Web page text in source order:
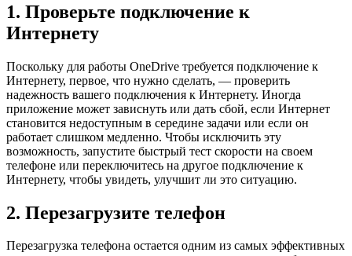
1. Проверьте подключение к
Интернету
Поскольку для работы OneDrive требуется подключение к
Интернету, первое, что нужно сделать, — проверить
надежность вашего подключения к Интернету. Иногда
приложение может зависнуть или дать сбой, если Интернет
становится недоступным в середине задачи или если он
работает слишком медленно. Чтобы исключить эту
возможность, запустите быстрый тест скорости на своем
телефоне или переключитесь на другое подключение к
Интернету, чтобы увидеть, улучшит ли это ситуацию.
2. Перезагрузите телефон
Перезагрузка телефона остается одним из самых эффективных